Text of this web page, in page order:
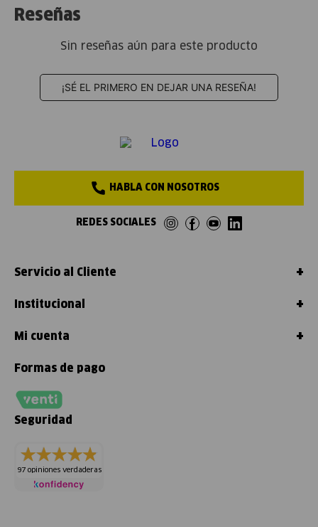
Reseñas
Sin reseñas aún para este producto
¡SÉ EL PRIMERO EN DEJAR UNA RESEÑA!
HABLA CON NOSOTROS
REDES SOCIALES
Servicio al Cliente +
Institucional +
Mi cuenta +
Formas de pago
Seguridad
97 opiniones verdaderas